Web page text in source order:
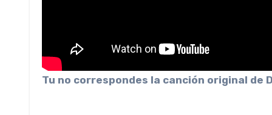
Tu no correspondes la canción original de